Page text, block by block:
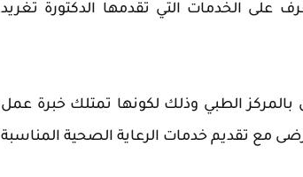
على الخدمات التي تقدمها الدكتورة تغريد
الطبي وذلك لكونها تمتلك خبرة عمل
مع تقديم خدمات الرعاية الصحية المناسبة